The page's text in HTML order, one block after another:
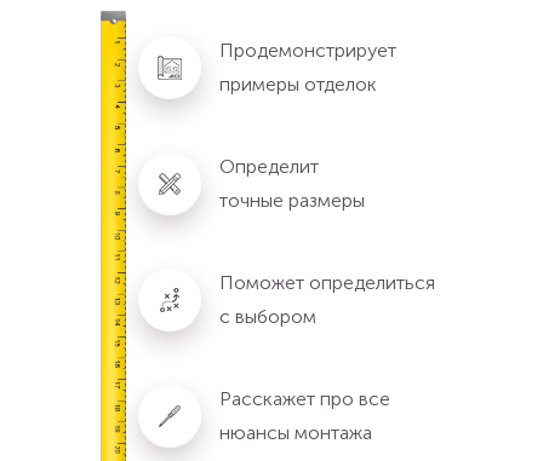
Продемонстрирует
примеры отделок
Определит
точные размеры
Поможет определиться
с выбором
Расскажет про все
нюансы монтажа